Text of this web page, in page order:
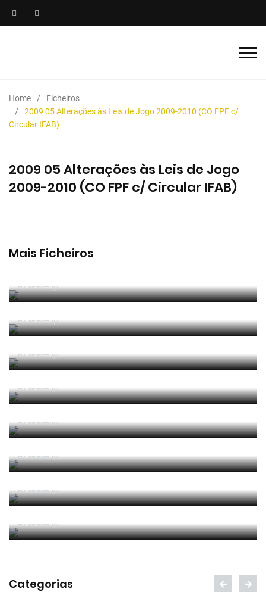
Home
Ficheiros
2009 05 Alterações às Leis de Jogo 2009-2010 (CO FPF c/
Circular IFAB)
2009 05 Alterações às Leis de Jogo
2009-2010 (CO FPF c/ Circular IFAB)
Mais Ficheiros
Por RefereeTip
Por RefereeTip
Por RefereeTip
2025 04 Alterações e Esclarecimentos às Leis de
Por RefereeTip
Por RefereeTip
Por RefereeTip
2024 05 Alterações e Esclarecimentos às Leis de
Por RefereeTip
2023 06 Alterações e Esclarecimentos às Leis de
Por RefereeTip
Categorias